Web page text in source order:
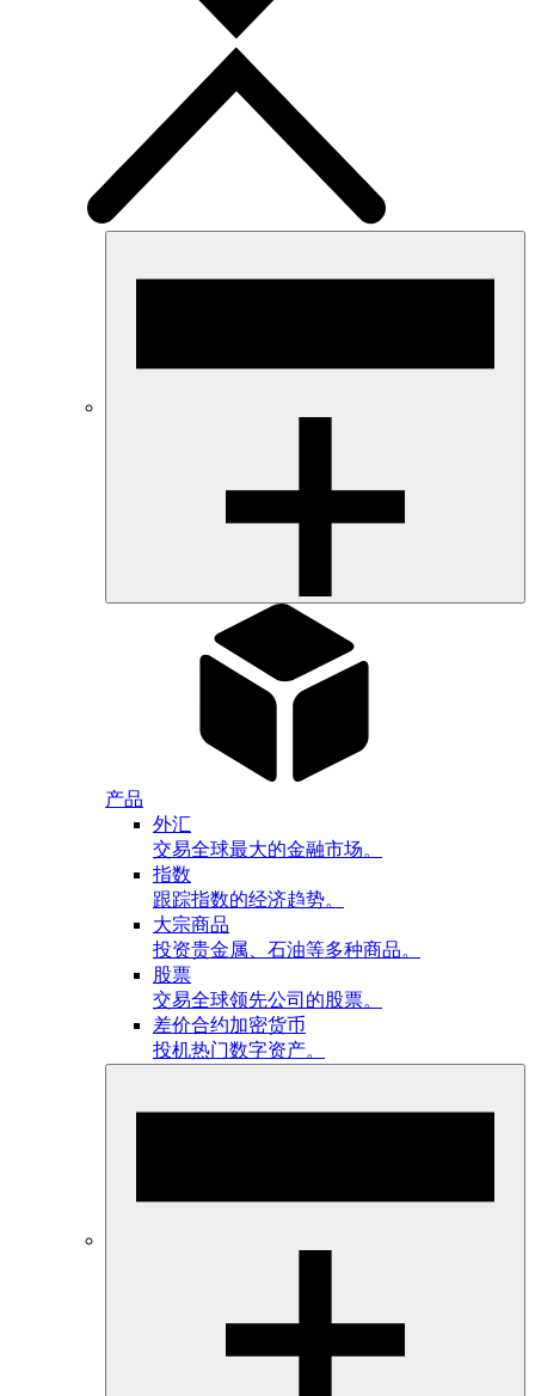
产品
外汇
交易全球最大的金融市场。
指数
跟踪指数的经济趋势。
大宗商品
投资贵金属、石油等多种商品。
股票
交易全球领先公司的股票。
差价合约加密货币
投机热门数字资产。